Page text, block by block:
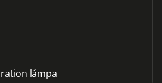
lámpa